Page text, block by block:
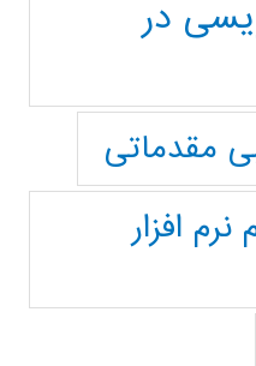
در
مقدماتی
افزار